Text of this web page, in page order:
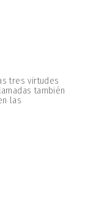
tres virtudes
también
las